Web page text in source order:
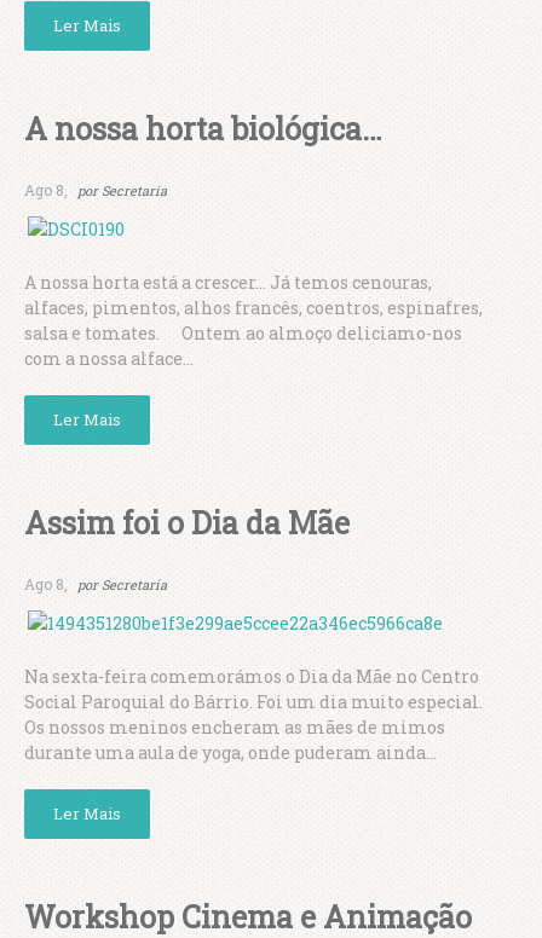
Ler Mais
A nossa horta biológica…
Ago 8, por Secretaria
A nossa horta está a crescer… Já temos cenouras,
alfaces, pimentos, alhos francês, coentros, espinafres,
salsa e tomates. Ontem ao almoço deliciamo-nos
com a nossa alface...
Ler Mais
Assim foi o Dia da Mãe
Ago 8, por Secretaria
Na sexta-feira comemorámos o Dia da Mãe no Centro
Social Paroquial do Bárrio. Foi um dia muito especial.
Os nossos meninos encheram as mães de mimos
durante uma aula de yoga, onde puderam ainda...
Ler Mais
Workshop Cinema e Animação